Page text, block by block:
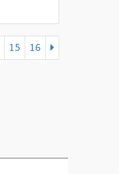
15 16